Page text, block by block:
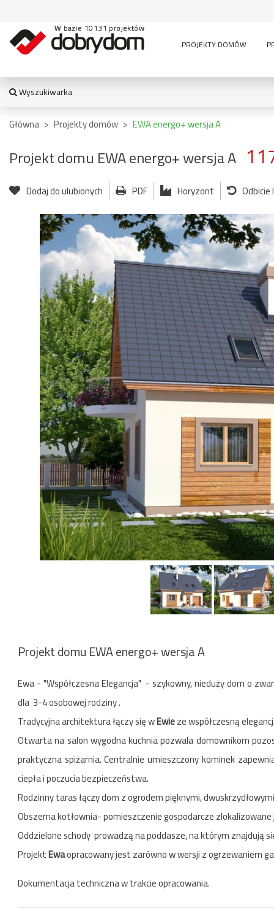
W bazie 10131 projektów
PROJEKTY DOMÓW
Wyszukiwarka
WYSZUKIWARKA
TYPY BUDYNKU:
jednorodzinny
dwurodzinny
wielomieszkaniowy
letniskowy
pensjonaty,
zajazdy i inne
altana
garaż
garaż z częścią
mieszkalną
stajnia
bud.
gospodarczy
bud.
usługową
usługowe
wiata
Główna > Projekty domów > EWA energo+ wersja A
Projekt domu EWA energo+ wersja A
Dodaj do ulubionych PDF Horyzont
Projekt domu EWA energo+ wersja A
Ewa - "Współczesna Elegancja" - szykowny, nieduży dom o
dla 3-4 osobowej rodziny .
Tradycyjna architektura łączy się wEwieze współczesną
Otwarta na salon wygodna kuchnia pozwala domownikom
praktyczna spiżarnia. Centralnie umieszczony kominek
ciepła i poczucia bezpieczeństwa.
Rodzinny taras łączy dom z ogrodem pięknymi,
Obszerna kotłownia- pomieszczenie gospodarcze
Oddzielone schody prowadzą na poddasze, na którym znajdują
ProjektEwaopracowany jest zarówno w wersji z ogrzewaniem
Dokumentacja techniczna w trakcie opracowania.